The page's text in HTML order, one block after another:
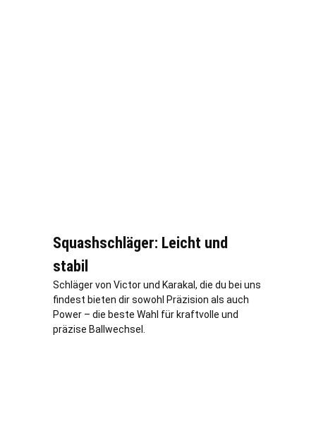
Squashschläger: Leicht und
stabil
Schläger von Victor und Karakal, die du bei uns
findest bieten dir sowohl Präzision als auch
Power – die beste Wahl für kraftvolle und
präzise Ballwechsel.